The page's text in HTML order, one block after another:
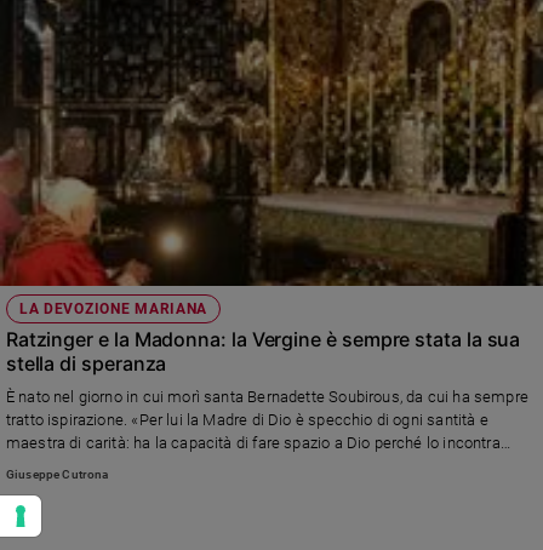
grido: no alla guerra! No al riarmo! Le risorse vadano a salute,
alimentazione, educazione, lavoro". E ricorda quanti si impegnano per la
pace, dalla Marcia nazionale svoltasi ieri ad Altamura alla Comunità di
Sant'Egidio
LA DEVOZIONE MARIANA
Ratzinger e la Madonna: la Vergine è sempre stata la sua
stella di speranza
È nato nel giorno in cui morì santa Bernadette Soubirous, da cui ha sempre
tratto ispirazione. «Per lui la Madre di Dio è specchio di ogni santità e
maestra di carità: ha la capacità di fare spazio a Dio perché lo incontra
nella preghiera e nel servizio al prossimo», spiega il mariologo don Filippo
Ratzinger, potendo, non sia andato a pregare davanti alla grotta di Lourdes
nei Giardini Vaticani
Giuseppe Cutrona